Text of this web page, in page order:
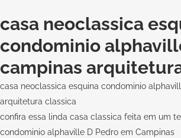
casa neoclassica
condominio
campinas
casa neoclassica esquina condominio
arquitetura classica
confira essa linda casa classica feita em um
condominio alphaville D Pedro em Campinas